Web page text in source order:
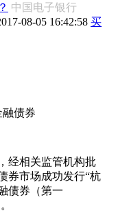
中国电子银行
08-05 16:42:58 买
融债券
经相关监管机构批
券市场成功发行“杭
债券（第一